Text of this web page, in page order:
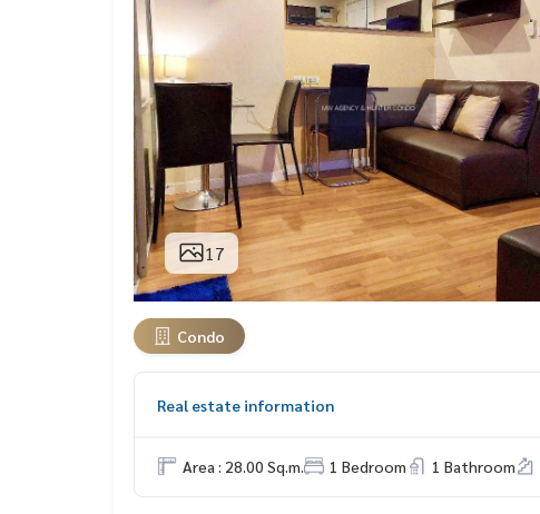
17
Condo
Real estate information
Area : 28.00 Sq.m. 1 Bedroom 1 Bathroom